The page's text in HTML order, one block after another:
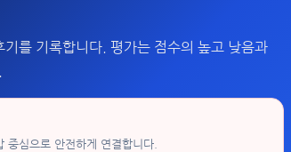
를 기록합니다. 평가는 점수의 높고 낮음과
중심으로 안전하게 연결합니다.